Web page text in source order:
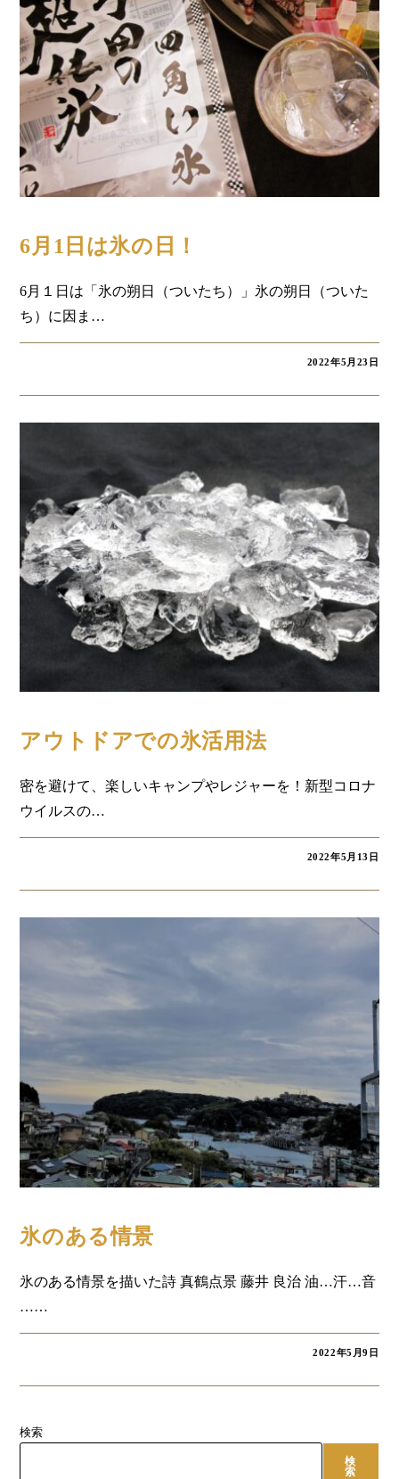
6月1日は氷の日！
6月１日は「氷の朔日（ついたち）」氷の朔日（ついた
ち）に因ま…
2022年5月23日
アウトドアでの氷活用法
密を避けて、楽しいキャンプやレジャーを！新型コロナ
ウイルスの…
2022年5月13日
氷のある情景
氷のある情景を描いた詩 真鶴点景 藤井 良治 油…汗…音
……
2022年5月9日
検索
検
索